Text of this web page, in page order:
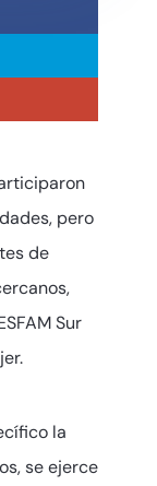
pero
de
Sur
la
se ejerce